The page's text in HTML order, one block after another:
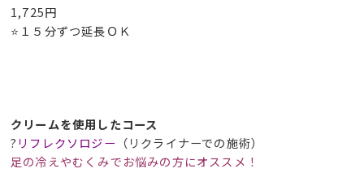
1,725円
⭐１５分ずつ延長ＯＫ
クリームを使用したコース
? リフレクソロジー （リクライナーでの施術）
足の冷えやむくみでお悩みの方にオススメ！